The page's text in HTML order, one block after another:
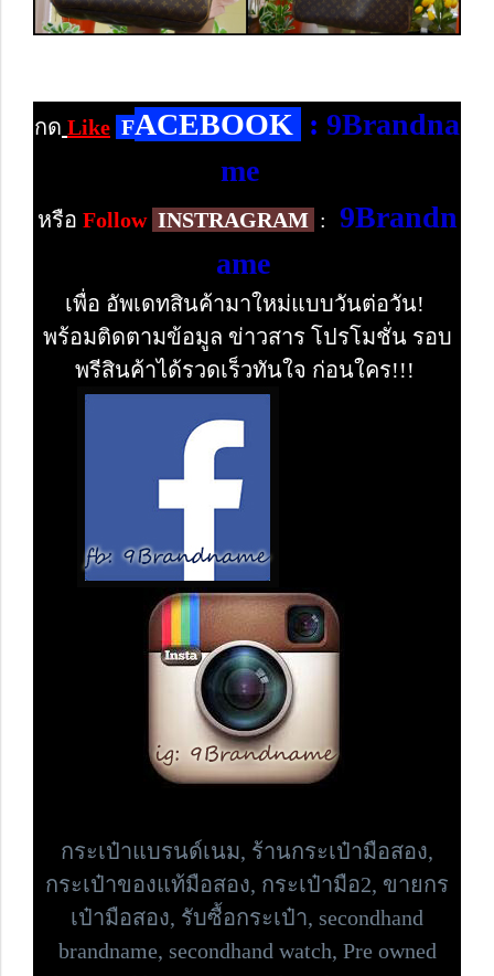
กด Like FACEBOOK : 9Brandna
me
หรือ Follow INSTRAGRAM :
9Brandn
ame
เพื่อ อัพเดทสินค้ามาใหม่แบบวันต่อวัน!
พร้อมติดตามข้อมูล ข่าวสาร โปรโมชั่น รอบ
พรีสินค้าได้รวดเร็วทันใจ ก่อนใคร!!!
กระเป๋าแบรนด์เนม, ร้านกระเป๋ามือสอง,
กระเป๋าของแท้มือสอง, กระเป๋ามือ2, ขายกร
เป๋ามือสอง, รับซื้อกระเป๋า, secondhand
brandname, secondhand watch, Pre owned